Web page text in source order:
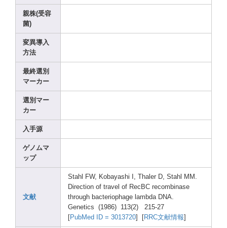
親株(受容
菌)
変異導入
方法
最終選別
マーカー
選別マー
カー
入手源
ゲノムマ
ップ
文献
Stahl FW, Kobayashi I, Thaler D, Stahl
MM.
Direction of trave l of RecBC recom binase
through bacteriophage lambda DNA.
Genetics (1986) 113(2) 215-27
PubMed ID = 3013720 RRC文献情報